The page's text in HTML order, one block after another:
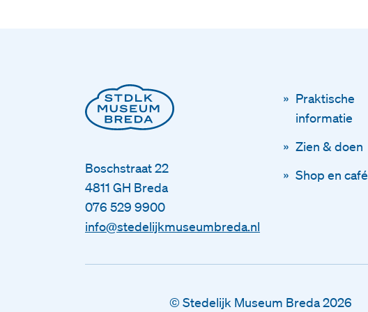
Boschstraat 22
4811 GH Breda
076 529 9900
info@stedelijkmuseumbreda.nl
Praktische
informatie
Zien & doen
Shop en café
© Stedelijk Museum Breda 2026